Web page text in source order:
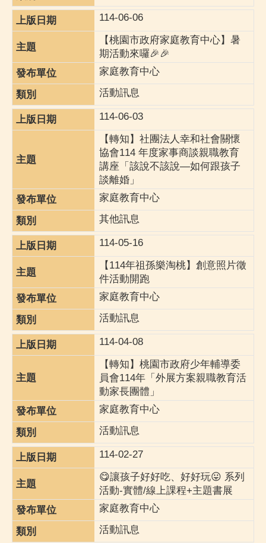
114-06-06
【桃園市政府家庭教育中心】暑
期活動來囉🎉🎉
家庭教育中心
活動訊息
114-06-03
【轉知】社團法人幸和社會關懷
協會114 年度家事商談親職教育
講座「該說不該說—如何跟孩子
談離婚」
家庭教育中心
其他訊息
114-05-16
【114年祖孫樂淘桃】創意照片徵
件活動開跑
家庭教育中心
活動訊息
114-04-08
【轉知】桃園市政府少年輔導委
員會114年「外展方案親職教育活
動家長團體」
家庭教育中心
活動訊息
114-02-27
😋讓孩子好好吃、好好玩😛 系列
活動-實體/線上課程+主題書展
家庭教育中心
活動訊息